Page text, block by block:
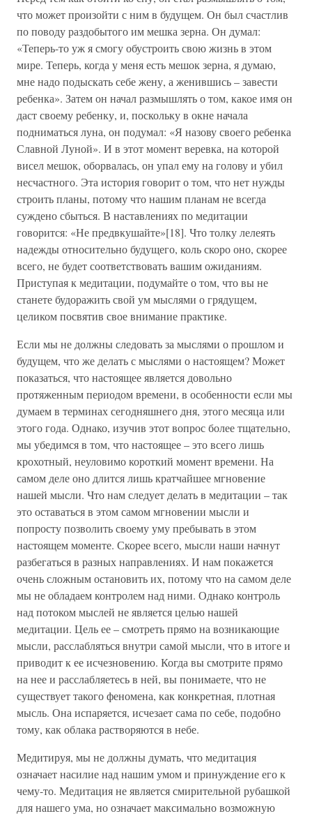
что может произойти с ним в будущем. Он был счастлив
по поводу раздобытого им мешка зерна. Он думал:
«Теперь-то уж я смогу обустроить свою жизнь в этом
мире. Теперь, когда у меня есть мешок зерна, я думаю,
мне надо подыскать себе жену, а женившись – завести
ребенка». Затем он начал размышлять о том, какое имя он
даст своему ребенку, и, поскольку в окне начала
подниматься луна, он подумал: «Я назову своего ребенка
Славной Луной». И в этот момент веревка, на которой
висел мешок, оборвалась, он упал ему на голову и убил
несчастного. Эта история говорит о том, что нет нужды
строить планы, потому что нашим планам не всегда
суждено сбыться. В наставлениях по медитации
говорится: «Не предвкушайте»[18]. Что толку лелеять
надежды относительно будущего, коль скоро оно, скорее
всего, не будет соответствовать вашим ожиданиям.
Приступая к медитации, подумайте о том, что вы не
станете будоражить свой ум мыслями о грядущем,
целиком посвятив свое внимание практике.
Если мы не должны следовать за мыслями о прошлом и
будущем, что же делать с мыслями о настоящем? Может
показаться, что настоящее является довольно
протяженным периодом времени, в особенности если мы
думаем в терминах сегодняшнего дня, этого месяца или
этого года. Однако, изучив этот вопрос более тщательно,
мы убедимся в том, что настоящее – это всего лишь
крохотный, неуловимо короткий момент времени. На
самом деле оно длится лишь кратчайшее мгновение
нашей мысли. Что нам следует делать в медитации – так
это оставаться в этом самом мгновении мысли и
попросту позволить своему уму пребывать в этом
настоящем моменте. Скорее всего, мысли наши начнут
разбегаться в разных направлениях. И нам покажется
очень сложным остановить их, потому что на самом деле
мы не обладаем контролем над ними. Однако контроль
над потоком мыслей не является целью нашей
медитации. Цель ее – смотреть прямо на возникающие
мысли, расслабляться внутри самой мысли, что в итоге и
приводит к ее исчезновению. Когда вы смотрите прямо
на нее и расслабляетесь в ней, вы понимаете, что не
существует такого феномена, как конкретная, плотная
мысль. Она испаряется, исчезает сама по себе, подобно
тому, как облака растворяются в небе.
Медитируя, мы не должны думать, что медитация
означает насилие над нашим умом и принуждение его к
чему-то. Медитация не является смирительной рубашкой
для нашего ума, но означает максимально возможную